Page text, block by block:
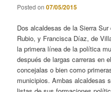
Posted on07/05/2015
Dos alcaldesas de la Sierra
Rubio, y Francisca Díaz, de
la primera línea de la política
después de largas carreras en
concejalas o bien como
municipios. Ambas alcaldesas